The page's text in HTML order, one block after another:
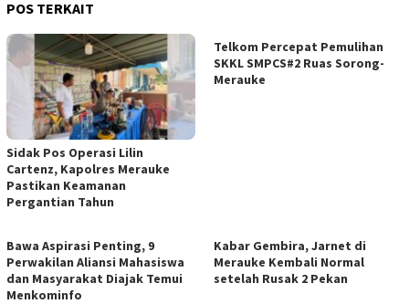
POS TERKAIT
Sidak Pos Operasi Lilin
Cartenz, Kapolres Merauke
Pastikan Keamanan
Pergantian Tahun
Telkom Percepat Pemulihan
SKKL SMPCS#2 Ruas Sorong-
Merauke
Bawa Aspirasi Penting, 9
Perwakilan Aliansi Mahasiswa
dan Masyarakat Diajak Temui
Menkominfo
Kabar Gembira, Jarnet di
Merauke Kembali Normal
setelah Rusak 2 Pekan